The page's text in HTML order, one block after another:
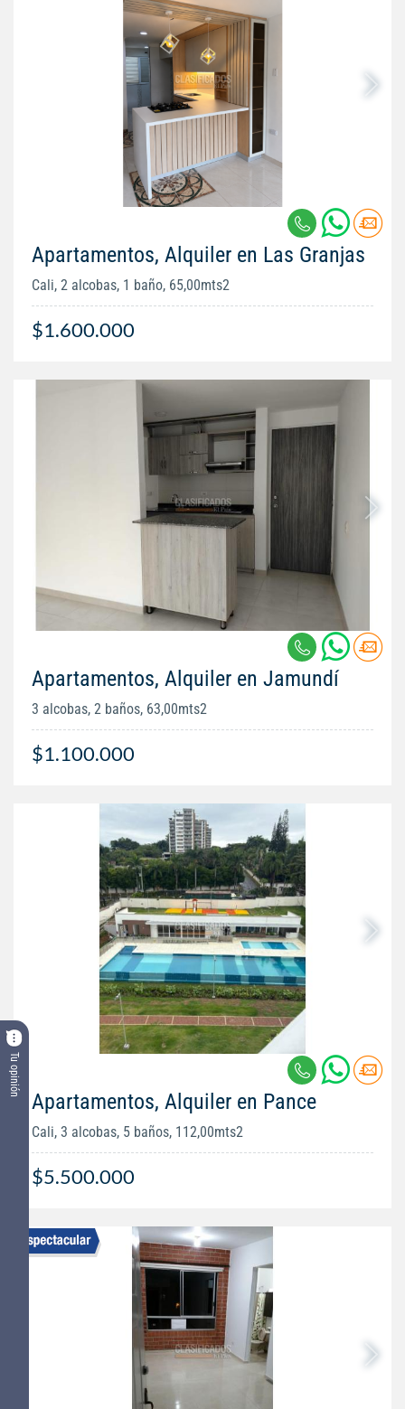
Tu opinión
Apartamentos, Alquiler en Las Granjas
Cali, 2 alcobas, 1 baño, 65,00mts2
$1.600.000
Apartamentos, Alquiler en Jamundí
3 alcobas, 2 baños, 63,00mts2
$1.100.000
Apartamentos, Alquiler en Pance
Cali, 3 alcobas, 5 baños, 112,00mts2
$5.500.000